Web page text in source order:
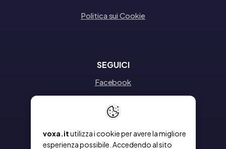
voxa.itutilizza i cookie per avere la migliore
esperienza possibile. Accedendo al sito
Politica sui Cookie
SEGUICI
Facebook
Instagram
Linkedin